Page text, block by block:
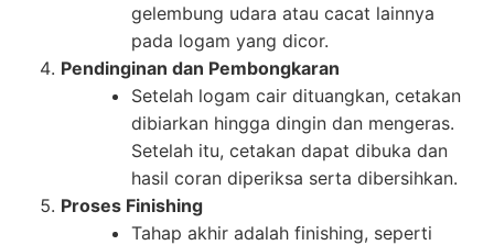
gelembung udara atau cacat lainnya
pada logam yang dicor.
Pendinginan dan Pembongkaran
Setelah logam cair dituangkan, cetakan
dibiarkan hingga dingin dan mengeras.
Setelah itu, cetakan dapat dibuka dan
hasil coran diperiksa serta dibersihkan.
Proses Finishing
Tahap akhir adalah finishing, seperti